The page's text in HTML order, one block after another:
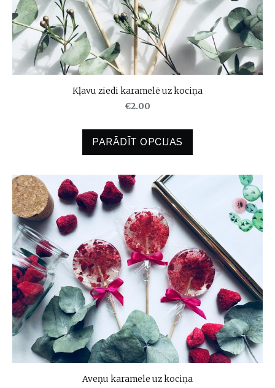
Kļavu ziedi karamelē uz kociņa
€2.00
PARĀDĪT OPCIJAS
Aveņu karamele uz kociņa